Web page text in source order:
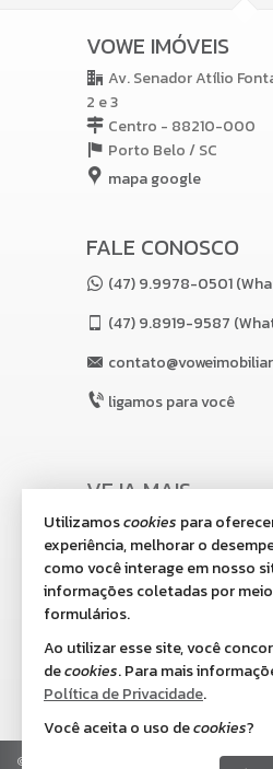
VOWE IMÓVEIS
Av. Senador Atílio
2 e 3
Centro - 88210-000
Porto Belo /SC
mapa google
FALE CONOSCO
(47) 9.9978-0501
(47)9.8919-9587
ligamos para você
VEJA MAIS
receba nosso
indicadores financeiros
cadastre seu imóvel
imóveis favoritos
mapa de imóveis
© Política
Utilizamoscookies para
experiência, melhorar o
como você interage em nosso
informações coletadas por
formulários.
Ao utilizar esse site, você
decookies. Para mais
Política de Privacidade.
Você aceita o uso decookies?